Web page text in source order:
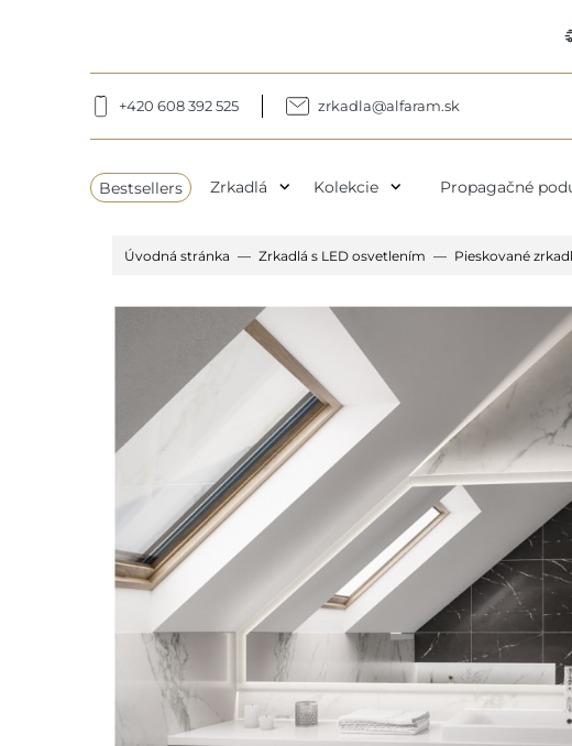
+420 608 392 525 zrkadla@alfaram.sk
Bestsellers Zrkadlá expand_more Kolekcie expand_more Propagačné
Úvodná stránka Zrkadlá s LED osvetlením Pieskované